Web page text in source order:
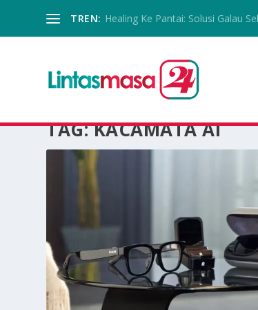
TREN: Healing Ke Pantai: Solusi Galau
TAG:KACAMATA AI